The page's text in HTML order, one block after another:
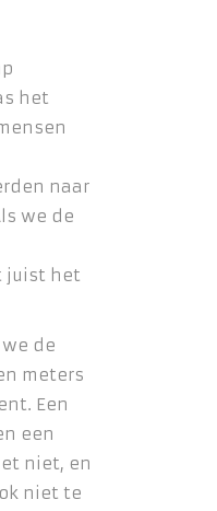
het
naar
we de
juist het
de
meters
Een
een
niet, en
niet te